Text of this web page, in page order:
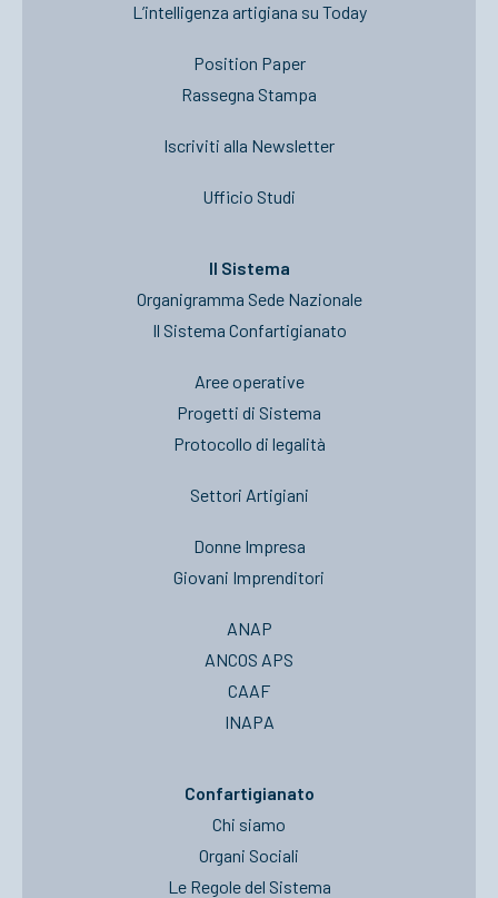
L’intelligenza artigiana su Today
Position Paper
Rassegna Stampa
Iscriviti alla Newsletter
Ufficio Studi
Il Sistema
Organigramma Sede Nazionale
Il Sistema Confartigianato
Aree operative
Progetti di Sistema
Protocollo di legalità
Settori Artigiani
Donne Impresa
Giovani Imprenditori
ANAP
ANCOS APS
CAAF
INAPA
Confartigianato
Chi siamo
Organi Sociali
Le Regole del Sistema